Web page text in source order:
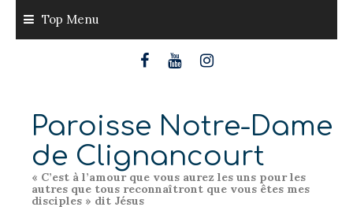
content
Top Menu
Paroisse Notre-Dame
de Clignancourt
« C’est à l’amour que vous aurez les uns pour les
autres que tous reconnaîtront que vous êtes mes
disciples » dit Jésus